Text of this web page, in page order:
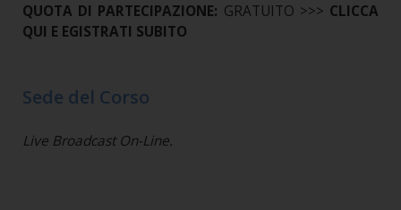
QUOTA DI PARTECIPAZIONE: GRATUITO >>> CLICCA
QUI E EGISTRATI SUBITO
Sede del Corso
Live Broadcast On-Line.